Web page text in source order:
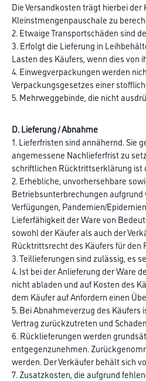
Die Versandkosten trägt hierbei
Kleinstmengenpauschale zu
2. Etwaige Transportschäden sind
3. Erfolgt die Lieferung in
Lasten des Käufers, wenn dies von
4. Einwegverpackungen werden
Verpackungsgesetzes einer
5. Mehrweggebinde, die nicht
D. Lieferung / Abnahme
1. Lieferfristen sind annähernd. Sie
angemessene Nachlieferfrist zu
schriftlichen Rücktrittserklärung ist
2. Erhebliche, unvorhersehbare
Betriebsunterbrechungen
Verfügungen, Pandemien/
Lieferfähigkeit der Ware von
sowohl der Käufer als auch der
Rücktrittsrecht des Käufers für den
3. Teillieferungen sind zulässig, es
4. Ist bei der Anlieferung der Ware
nicht abladen und auf Kosten des
dem Käufer auf Anfordern einen
5. Bei Abnahmeverzug des
Vertrag zurückzutreten und
6. Rücklieferungen werden
entgegenzunehmen.
werden. Der Verkäufer behält sich
7. Zusatzkosten, die aufgrund